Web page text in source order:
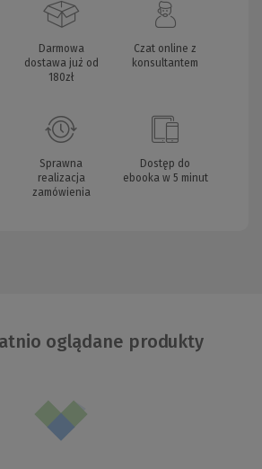
Darmowa
dostawa już od
180zł
Czat online z
konsultantem
Sprawna
realizacja
zamówienia
Dostęp do
ebooka w 5 minut
oglądane produkty